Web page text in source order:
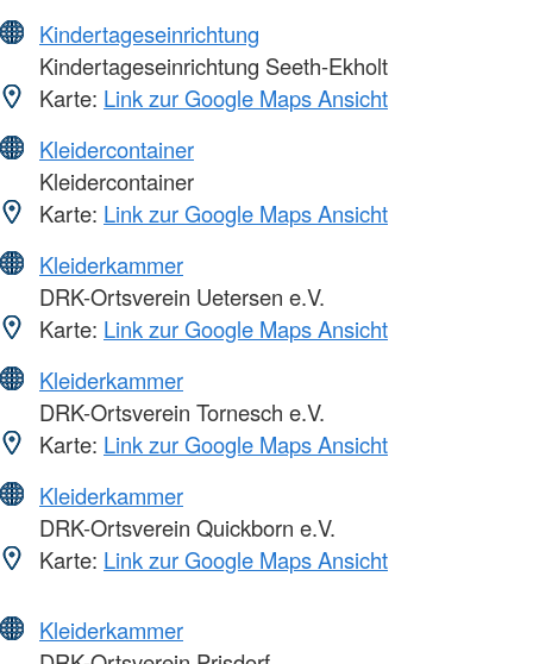
Kindertageseinrichtung
Kindertageseinrichtung Seeth-Ekholt
Karte: Link zur Google Maps Ansicht
Kleidercontainer
Kleidercontainer
Karte: Link zur Google Maps Ansicht
Kleiderkammer
DRK-Ortsverein Uetersen e.V.
Karte: Link zur Google Maps Ansicht
Kleiderkammer
DRK-Ortsverein Tornesch e.V.
Karte: Link zur Google Maps Ansicht
Kleiderkammer
DRK-Ortsverein Quickborn e.V.
Karte: Link zur Google Maps Ansicht
Kleiderkammer